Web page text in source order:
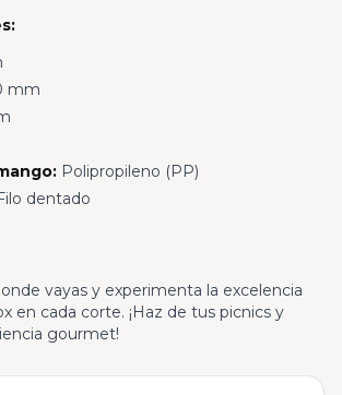
mm
Polipropileno (PP)
dentado
vayas y experimenta la excelencia
en cada corte. ¡Haz de tus picnics y
gourmet!